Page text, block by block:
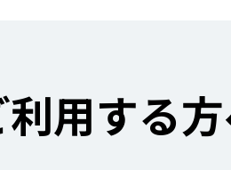
用する